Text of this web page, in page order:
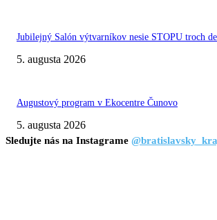
Jubilejný Salón výtvarníkov nesie STOPU troch
5. augusta 2026
Augustový program v Ekocentre Čunovo
5. augusta 2026
Sledujte nás na Instagrame